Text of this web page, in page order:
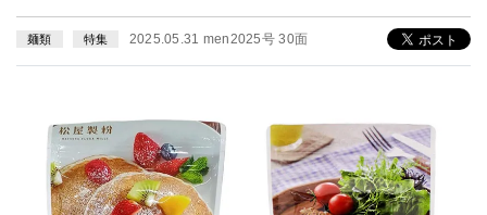
麺類 特集 2025.05.31 men2025号 30面